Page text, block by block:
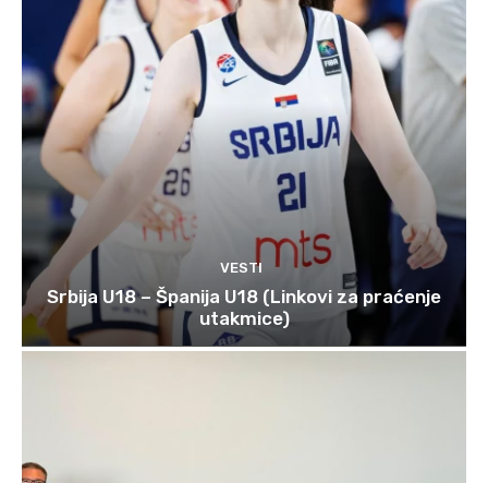
VESTI
Srbija U18 – Španija U18 (Linkovi za praćenje
utakmice)